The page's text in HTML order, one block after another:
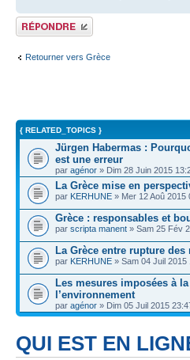
Répondre
Retourner vers Grèce
{ RELATED_TOPICS }
Jürgen Habermas :
est une erreur
par agénor » Dim 28 Juin 2015
La Grèce mise en
par KERHUNE » Mer 12 Aoû 2015
Grèce : responsables et
par scripta manent » Sam 25 Fév
La Grèce entre rupture
par KERHUNE » Sam 04 Juil 2015
Les mesures imposées à
l’environnement
par agénor » Dim 05 Juil 2015
QUI EST EN